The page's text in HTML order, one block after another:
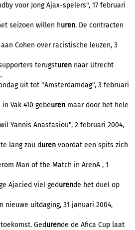
voor Jong Ajax-spelers", 17 februari
seizoen willen huren. De contracten
Cohen over racistische leuzen, 3
terugsturen naar Utrecht
uit tot "Amsterdamdag", 3 februari
Vak 410 gebeuren maar door het hele
Yannis Anastasiou", 2 februari 2004,
lang zou duren voordat een spits zich
Man of the Match in ArenA , 1
Ajacied viel gedurende het duel op
nieuwe uitdaging, 31 januari 2004,
Gedurende de Afica Cup laat